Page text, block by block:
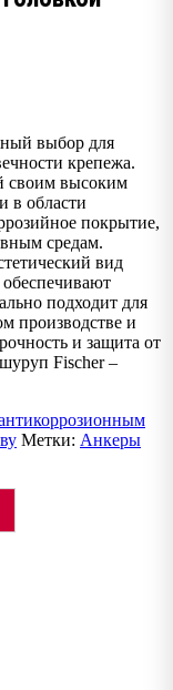
выбор для
крепежа.
своим высоким
в области
покрытие,
средам.
вид
подходит для
производстве и
и защита от
Fischer –
Метки: Анкеры